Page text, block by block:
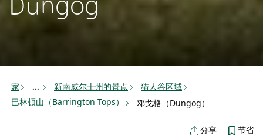
Dungog
家 ... 新南威尔士州的景点
猎人谷区域
巴林顿山（Barrington Tops）
邓戈格（Dungog）
分享 节省